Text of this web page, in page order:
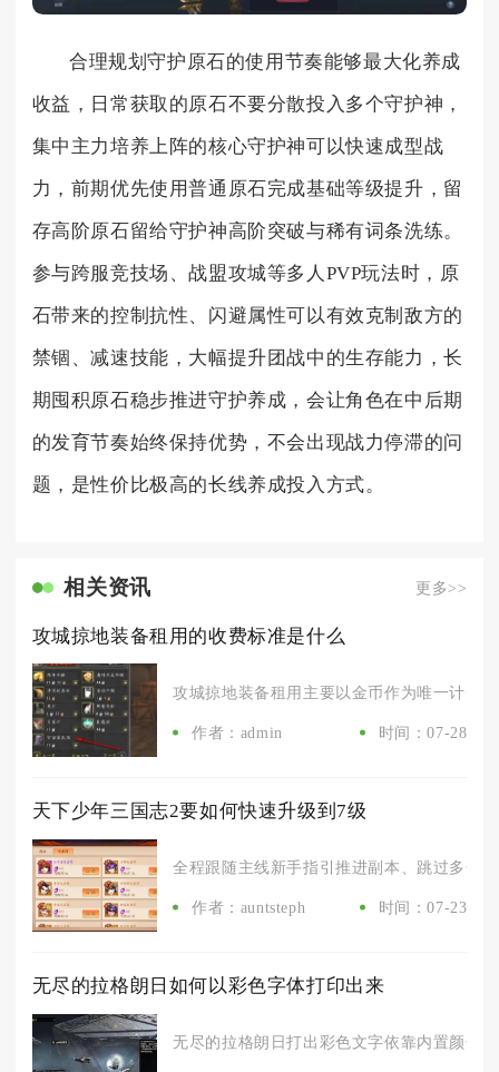
合理规划守护原石的使用节奏能够最大化养成
收益，日常获取的原石不要分散投入多个守护神，
集中主力培养上阵的核心守护神可以快速成型战
力，前期优先使用普通原石完成基础等级提升，留
存高阶原石留给守护神高阶突破与稀有词条洗练。
参与跨服竞技场、战盟攻城等多人PVP玩法时，原
石带来的控制抗性、闪避属性可以有效克制敌方的
禁锢、减速技能，大幅提升团战中的生存能力，长
期囤积原石稳步推进守护养成，会让角色在中后期
的发育节奏始终保持优势，不会出现战力停滞的问
题，是性价比极高的长线养成投入方式。
相关资讯 更多>>
攻城掠地装备租用的收费标准是什么
攻城掠地装备租用主要以金币作为唯一计费
作者：admin 时间：07-28
天下少年三国志2要如何快速升级到7级
全程跟随主线新手指引推进副本、跳过多余
作者：auntsteph 时间：07-23
无尽的拉格朗日如何以彩色字体打印出来
无尽的拉格朗日打出彩色文字依靠内置颜色